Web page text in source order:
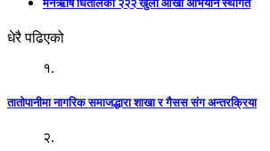
मनऋषि धितालको २२२ खुला आँखा अभियान स्थगित
धेरै पढिएको
१.
तातोपानीमा नागरिक समाजद्धारा शाखा र गैसस संग अन्तरक्रिया
२.